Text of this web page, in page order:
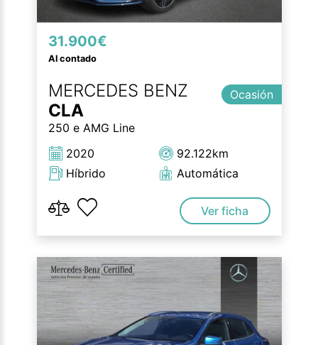
31.900€
Al contado
MERCEDES BENZ
CLA
250 e AMG Line
Ocasión
2020
Híbrido
92.122km
Automática
Ver ficha